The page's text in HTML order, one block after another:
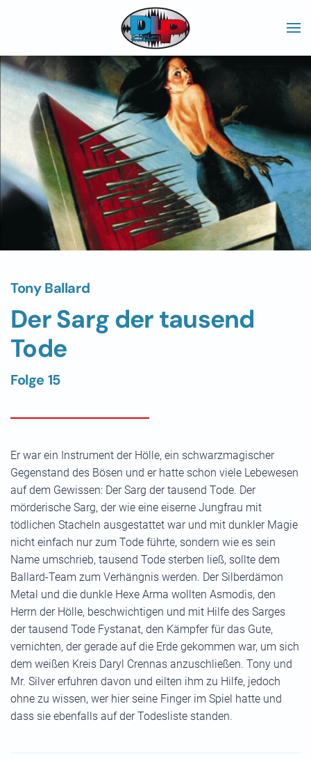
Skip to main content
Tony Ballard
Der Sarg der tausend
Tode
Folge 15
Er war ein Instrument der Hölle, ein schwarzmagischer
Gegenstand des Bösen und er hatte schon viele Lebewesen
auf dem Gewissen: Der Sarg der tausend Tode. Der
mörderische Sarg, der wie eine eiserne Jungfrau mit
tödlichen Stacheln ausgestattet war und mit dunkler Magie
nicht einfach nur zum Tode führte, sondern wie es sein
Name umschrieb, tausend Tode sterben ließ, sollte dem
Ballard-Team zum Verhängnis werden. Der Silberdämon
Metal und die dunkle Hexe Arma wollten Asmodis, den
Herrn der Hölle, beschwichtigen und mit Hilfe des Sarges
der tausend Tode Fystanat, den Kämpfer für das Gute,
vernichten, der gerade auf die Erde gekommen war, um sich
dem weißen Kreis Daryl Crennas anzuschließen. Tony und
Mr. Silver erfuhren davon und eilten ihm zu Hilfe, jedoch
ohne zu wissen, wer hier seine Finger im Spiel hatte und
dass sie ebenfalls auf der Todesliste standen.